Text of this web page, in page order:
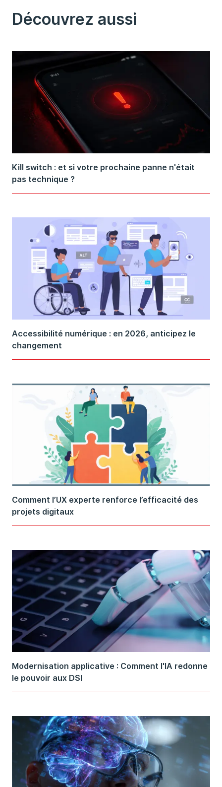
Découvrez aussi
Kill switch : et si votre prochaine panne n'était
pas technique ?
Accessibilité numérique : en 2026, anticipez le
changement
Comment l’UX experte renforce l’efficacité des
projets digitaux
Modernisation applicative : Comment l'IA redonne
le pouvoir aux DSI